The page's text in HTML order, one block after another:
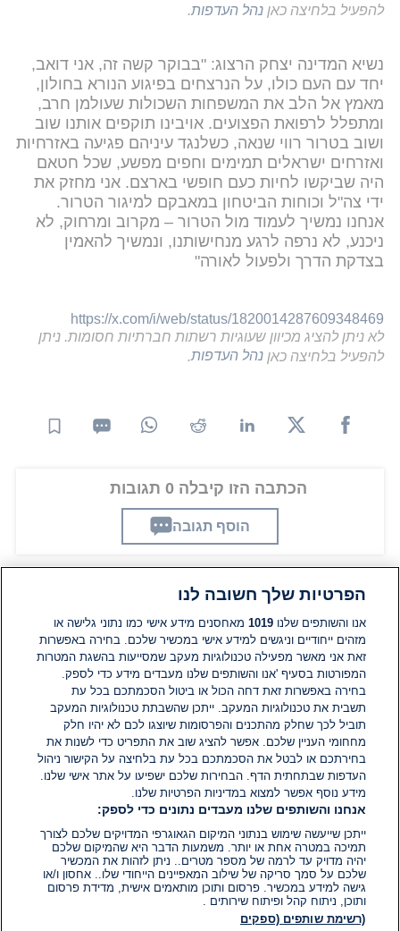
להפעיל בלחיצה כאן נהל העדפות
נשיא המדינה יצחק הרצוג: "בבוקר קשה זה, אני דואב,
יחד עם העם כולו, על הנרצחים בפיגוע הנורא בחולון,
מאמץ אל הלב את המשפחות השכולות שעולמן חרב,
ומתפלל לרפואת הפצועים. אויבינו תוקפים אותנו שוב
ושוב בטרור רווי שנאה, כשלנגד עיניהם פגיעה באזרחיות
ואזרחים ישראלים תמימים וחפים מפשע, שכל חטאם
היה שביקשו לחיות כעם חופשי בארצם. אני מחזק את
ידי צה"ל וכוחות הביטחון במאבקם למיגור הטרור.
אנחנו נמשיך לעמוד מול הטרור – מקרוב ומרחוק, לא
ניכנע, לא נרפה לרגע מנחישותנו, ונמשיך להאמין
בצדקת הדרך ולפעול לאורה"
https://x.com/i/web/status/1820014287609348469
לא ניתן להציג מכיוון שעוגיות רשתות חברתיות חסומות. ניתן
להפעיל בלחיצה כאן נהל העדפות
הכתבה הזו קיבלה 0 תגובות
הוסף תגובה
תגובות
אין עדיין תגובות. היה הראשון להגיב
הוסף תגובה
הפרטיות שלך חשובה לנו
אנו והשותפים שלנו1019 מאחסנים מידע אישי כמו נתוני גלישה או
מזהים ייחודיים וניגשים למידע אישי במכשיר שלכם. בחירה באפשרות
זאת אני מאשר מפעילה טכנולוגיות מעקב שמסייעות בהשגת המטרות
המפורטות בסעיף 'אנו והשותפים שלנו מעבדים מידע כדי לספק.
בחירה באפשרות זאת דחה הכול או ביטול הסכמתכם בכל עת
תשבית את טכנולוגיות המעקב. ייתכן שהשבתת טכנולוגיות המעקב
תוביל לכך שחלק מהתכנים והפרסומות שיוצגו לכם לא יהיו חלק
מחחומי העניין שלכם. אפשר להציג שוב את התפריט כדי לשנות את
בחירתכם או לבטל את הסכמתכם בכל עת בלחיצה על הקישור ניהול
העדפות שבתחתית הדף. הבחירות שלכם ישפיעו על אתר אישי שלנו.
מידע נוסף אפשר למצוא במדיניות הפרטיות שלנו.
אנחנו והשותפים שלנו מעבדים נתונים כדי לספק:
ייתכן שייעשה שימוש בנתוני המיקום הגאוגרפי המדויקים שלכם לצורך
תמיכה במטרה אחת או יותר. משמעות הדבר היא שהמיקום שלכם
יהיה מדויק עד לרמה של מספר מטרים.. ניתן לזהות את המכשיר
שלכם על סמך סריקה של שילוב המאפיינים הייחודי שלו.. אחסון ו/או
גישה למידע במכשיר. פרסום ותוכן מותאמים אישית, מדידת פרסום
ותוכן, ניתוח קהל ופיתוח שירותים .
(רשימת שותפים (ספקים